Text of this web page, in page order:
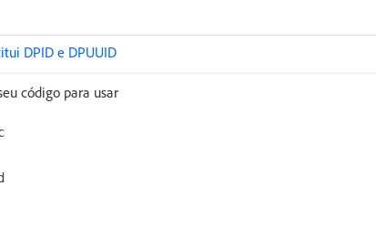
DPID e DPUUID
código para usar